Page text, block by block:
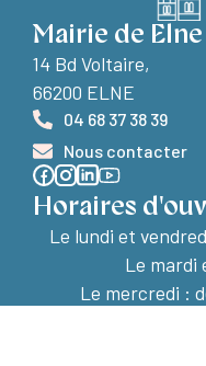
Mairie de Elne
14 Bd Voltaire,
66200 ELNE
04 68 37 38 39
Nous contacter
Horaires
Le lundi et
Le mardi
Le mercredi :